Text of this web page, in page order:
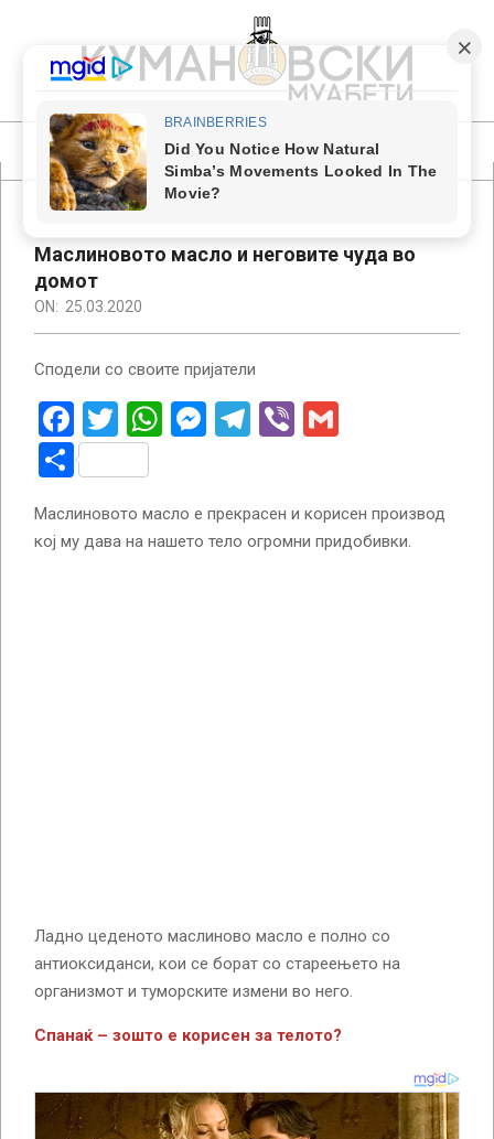
content
КУМАНОВСКИ
МУАБЕТИ
Primary
Navigation
Маслиновото масло и неговите чуда во
домот
ON: 25.03.2020
Сподели со своите пријатели
Facebook
Twitter
WhatsApp
Messenger
Telegram
Viber
Share
Маслиновото масло е прекрасен и корисен производ
кој му дава на нашето тело огромни придобивки.
Ладно цеденото маслиново масло е полно со
антиоксиданси, кои се борат со стареењето на
организмот и туморските измени во него.
Спанаќ – зошто е корисен за телото?